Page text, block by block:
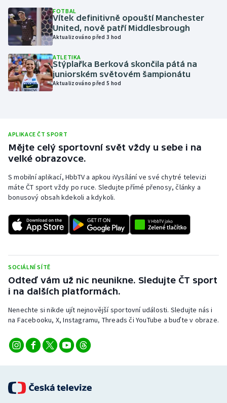
Motorsport
Parasport
Ragby
Rychlobruslení
Rychlostní kanoistika
Short track
Stolní tenis
Triatlon
Veslování
Vodní slalom
Volejbal
Ostatní
FOTBAL
Vítek definitivně opouští Manchester
United, nově patří Middlesbrough
Aktualizováno před 3 hod
ATLETIKA
Stýplařka Berková skončila pátá na
juniorském světovém šampionátu
Aktualizováno před 5 hod
APLIKACE ČT SPORT
Mějte celý sportovní svět vždy u sebe i na
velké obrazovce.
S mobilní aplikací, HbbTV a apkou iVysílání ve své chytré televizi
máte ČT sport vždy po ruce. Sledujte přímé přenosy, články a
bonusový obsah kdekoli a kdykoli.
SOCIÁLNÍ SÍTĚ
Odteď vám už nic neunikne. Sledujte ČT sport
i na dalších platformách.
Nenechte si nikde ujít nejnovější sportovní události. Sledujte nás i
na Facebooku, X, Instagramu, Threads či YouTube a buďte v obraze.